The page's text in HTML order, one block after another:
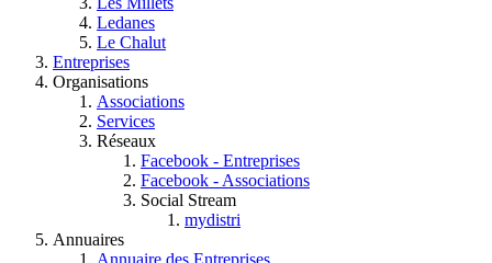
Ledanes
Le Chalut
Entreprises
Organisations
Associations
Services
Réseaux
Facebook - Entreprises
Facebook - Associations
Social Stream
mydistri
Annuaires
Annuaire des Entreprises